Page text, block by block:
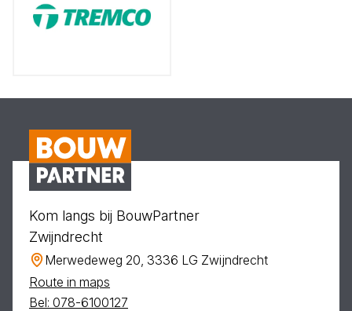
Kom langs bij BouwPartner
Zwijndrecht
Merwedeweg 20, 3336 LG Zwijndrecht
Route in maps
Bel: 078-6100127